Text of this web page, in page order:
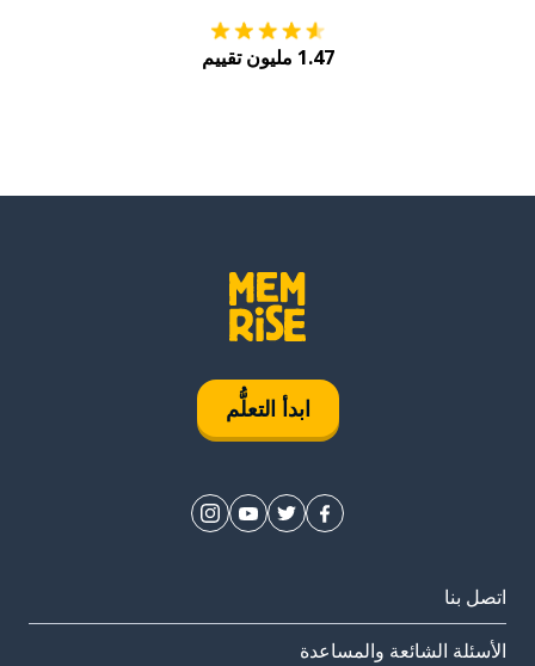
1.47 مليون تقييم
ابدأ التعلُّم
اتصل بنا
الأسئلة الشائعة والمساعدة